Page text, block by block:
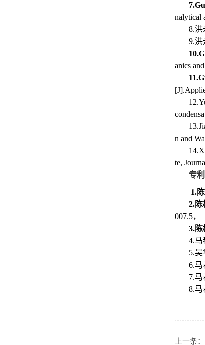
nalytical
8.洪
9.洪
anics
n and
te,
专利
1.
2.陈
007.5，
3.陈
4.
5.吴
6.马
7.
8.马
上一条：